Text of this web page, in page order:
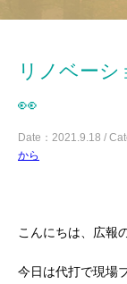
リノベー
👀
Date：2021.9.18 /
から
こんにちは、広報
今日は代打で現場